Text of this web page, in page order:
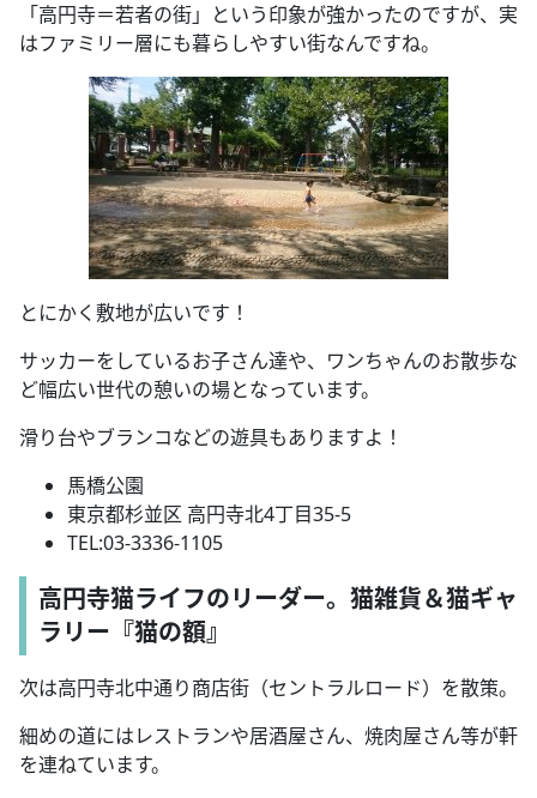
「高円寺＝若者の街」という印象が強かったのですが、実
はファミリー層にも暮らしやすい街なんですね。
とにかく敷地が広いです！
サッカーをしているお子さん達や、ワンちゃんのお散歩な
ど幅広い世代の憩いの場となっています。
滑り台やブランコなどの遊具もありますよ！
馬橋公園
東京都杉並区 高円寺北4丁目35-5
TEL:03-3336-1105
高円寺猫ライフのリーダー。猫雑貨＆猫ギャ
ラリー『猫の額』
次は高円寺北中通り商店街（セントラルロード）を散策。
細めの道にはレストランや居酒屋さん、焼肉屋さん等が軒
を連ねています。